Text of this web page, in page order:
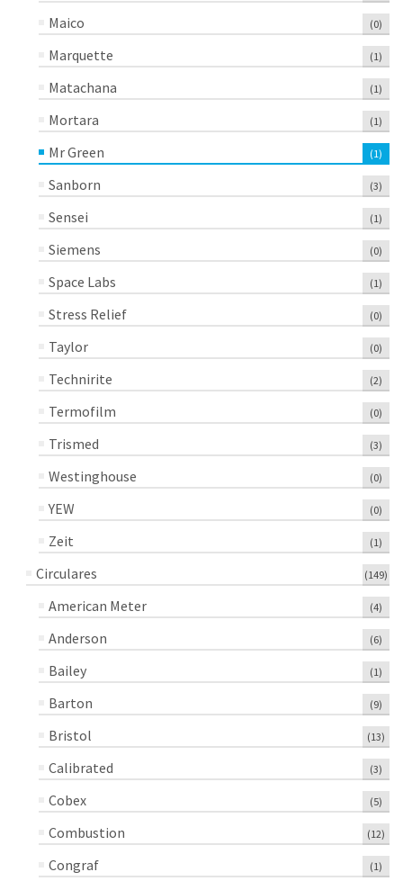
Maico (0)
Marquette (1)
Matachana (1)
Mortara (1)
Mr Green (1)
Sanborn (3)
Sensei (1)
Siemens (0)
Space Labs (1)
Stress Relief (0)
Taylor (0)
Technirite (2)
Termofilm (0)
Trismed (3)
Westinghouse (0)
YEW (0)
Zeit (1)
Circulares (149)
American Meter (4)
Anderson (6)
Bailey (1)
Barton (9)
Bristol (13)
Calibrated (3)
Cobex (5)
Combustion (12)
Congraf (1)